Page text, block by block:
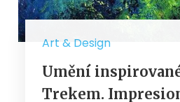
Art & Design
Umění
Trekem.